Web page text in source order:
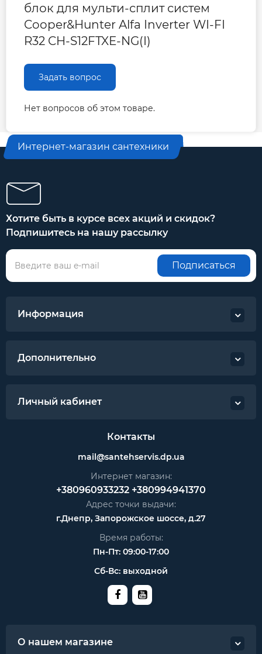
блок для мульти-сплит систем
Cooper&Hunter Alfa Inverter WI-FI
R32 CH-S12FTXE-NG(I)
Задать вопрос
Нет вопросов об этом товаре.
Интернет-магазин сантехники
Хотите быть в курсе всех акций и скидок?
Подпишитесь на нашу рассылку
Подписаться
Информация
Дополнительно
Личный кабинет
Контакты
mail@santehservis.dp.ua
Интернет магазин:
+380960933232 +380994941370
Адрес точки выдачи:
г.Днепр, Запорожское шоссе, д.27
Время работы:
Пн-Пт: 09:00-17:00
Сб-Вс: выходной
О нашем магазине